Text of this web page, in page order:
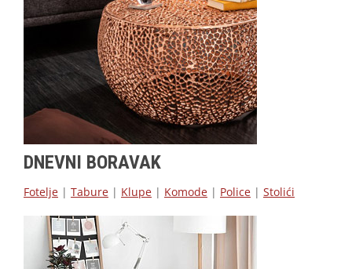
DNEVNI BORAVAK
Fotelje | Tabure | Klupe | Komode | Police | Stolići